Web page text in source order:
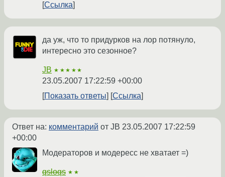
Ссылка
да уж, что то придурков на лор потянуло,
интересно это сезонное?
JB ★★★★★
23.05.2007 17:22:59 +00:00
Показать ответы
Ссылка
Ответ на: комментарий от JB 23.05.2007 17:22:59
+00:00
Модераторов и модересс не хватает =)
qsloqs ★★